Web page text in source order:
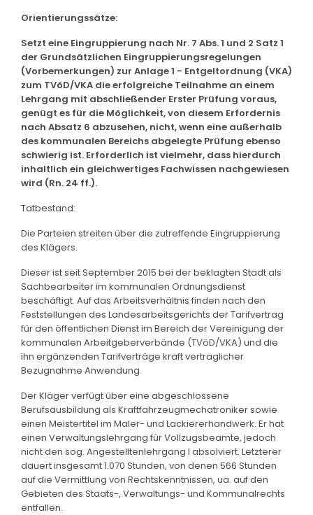
Orientierungssätze:
Setzt eine Eingruppierung nach Nr. 7 Abs. 1 und 2 Satz 1
der Grundsätzlichen Eingruppierungsregelungen
(Vorbemerkungen) zur Anlage 1 - Entgeltordnung (VKA)
zum TVöD/VKA die erfolgreiche Teilnahme an einem
Lehrgang mit abschließender Erster Prüfung voraus,
genügt es für die Möglichkeit, von diesem Erfordernis
nach Absatz 6 abzusehen, nicht, wenn eine außerhalb
des kommunalen Bereichs abgelegte Prüfung ebenso
schwierig ist. Erforderlich ist vielmehr, dass hierdurch
inhaltlich ein gleichwertiges Fachwissen nachgewiesen
wird (Rn. 24 ff.).
Tatbestand:
Die Parteien streiten über die zutreffende Eingruppierung
des Klägers.
Dieser ist seit September 2015 bei der beklagten Stadt als
Sachbearbeiter im kommunalen Ordnungsdienst
beschäftigt. Auf das Arbeitsverhältnis finden nach den
Feststellungen des Landesarbeitsgerichts der Tarifvertrag
für den öffentlichen Dienst im Bereich der Vereinigung der
kommunalen Arbeitgeberverbände (TVöD/VKA) und die
ihn ergänzenden Tarifverträge kraft vertraglicher
Bezugnahme Anwendung.
Der Kläger verfügt über eine abgeschlossene
Berufsausbildung als Kraftfahrzeugmechatroniker sowie
einen Meistertitel im Maler- und Lackiererhandwerk. Er hat
einen Verwaltungslehrgang für Vollzugsbeamte, jedoch
nicht den sog. Angestelltenlehrgang I absolviert. Letzterer
dauert insgesamt 1.070 Stunden, von denen 566 Stunden
auf die Vermittlung von Rechtskenntnissen, ua. auf den
Gebieten des Staats-, Verwaltungs- und Kommunalrechts
entfallen.